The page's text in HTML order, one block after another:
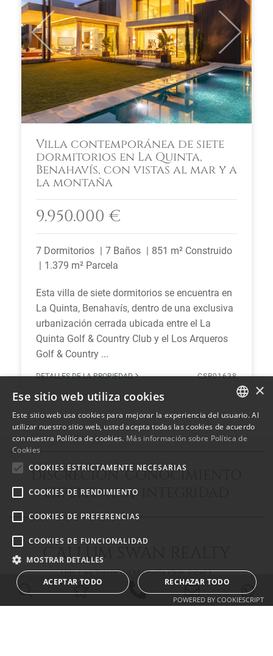
Previous Next
Villa contemporánea de siete
dormitorios en La Quinta,
Benahavís, con vistas al mar y a
la montaña
9.950.000 €
7 Dormitorios 7 Baños
851 m² Construido
1.379 m² Parcela
Esta villa de siete dormitorios se encuentra en
La Quinta, Benahavís, dentro de una exclusiva
urbanización cerrada ubicada entre el La
Quinta Golf & Country Club y el Los Arqueros
Golf & Country ...
DETALLES DE LA PROPIEDAD CSR01638
DISCRECIÓN CONOCIMIENTO
EXPERIENCIA INTEGRIDAD
CALLUM SWAN REALTY
Urb. Las Torres del Marbella Club, local 1
Blvd. Principe Alfonso de Hohenlohe
29602 Marbella Málaga
ENGLISH
SPANISH
×
Ese sitio web utiliza cookies
Este sitio web usa cookies para mejorar la experiencia del usuario. Al
utilizar nuestro sitio web, usted acepta todas las cookies de acuerdo
con nuestra Política de cookies. Más información sobre Política de
Cookies
COOKIES ESTRICTAMENTE NECESARIAS
COOKIES DE RENDIMIENTO
COOKIES DE PREFERENCIAS
COOKIES DE FUNCIONALIDAD
MOSTRAR DETALLES
ACEPTAR TODO RECHAZAR TODO
POWERED BY COOKIESCRIPT